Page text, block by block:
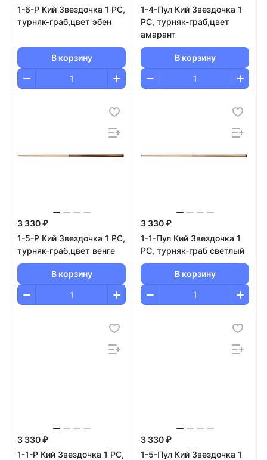
1-6-Р Кий Звездочка 1 РС,
турняк-граб,цвет эбен
В корзину
1-4-Пул Кий Звездочка 1
РС, турняк-граб,цвет
амарант
В корзину
3 330 ₽
1-5-Р Кий Звездочка 1 РС,
турняк-граб,цвет венге
В корзину
3 330 ₽
1-1-Пул Кий Звездочка 1
РС, турняк-граб светлый
В корзину
3 330 ₽
1-1-Р Кий Звездочка 1 РС,
3 330 ₽
1-5-Пул Кий Звездочка 1